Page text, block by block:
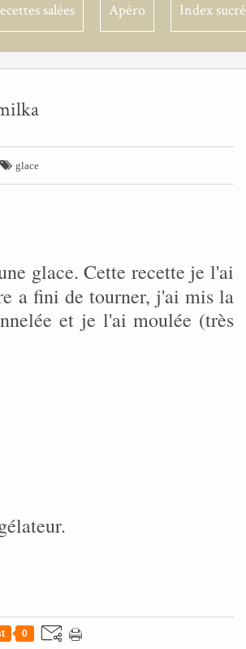
salées Apéro Index sucré
 glace
glace. Cette recette je l'ai
a fini de tourner, j'ai mis la
et je l'ai moulée (très
0